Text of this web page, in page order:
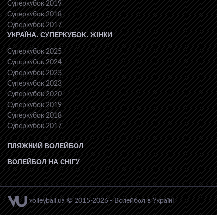
Суперкубок 2019
Суперкубок 2018
Суперкубок 2017
УКРАЇНА. СУПЕРКУБОК. ЖІНКИ
Суперкубок 2025
Суперкубок 2024
Суперкубок 2023
Суперкубок 2023
Суперкубок 2020
Суперкубок 2019
Суперкубок 2018
Суперкубок 2017
ПЛЯЖНИЙ ВОЛЕЙБОЛ
ВОЛЕЙБОЛ НА СНІГУ
volleyball.ua © 2015-2026 - Волейбол в Україні